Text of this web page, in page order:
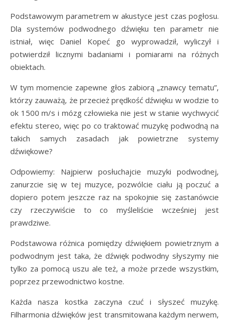
Podstawowym parametrem w akustyce jest czas pogłosu.
Dla systemów podwodnego dźwięku ten parametr nie
istniał, więc Daniel Kopeć go wyprowadził, wyliczył i
potwierdził licznymi badaniami i pomiarami na różnych
obiektach.
W tym momencie zapewne głos zabiorą „znawcy tematu”,
którzy zauważą, że przecież prędkość dźwięku w wodzie to
ok 1500 m/s i mózg człowieka nie jest w stanie wychwycić
efektu stereo, więc po co traktować muzykę podwodną na
takich samych zasadach jak powietrzne systemy
dźwiękowe?
Odpowiemy: Najpierw posłuchajcie muzyki podwodnej,
zanurzcie się w tej muzyce, pozwólcie ciału ją poczuć a
dopiero potem jeszcze raz na spokojnie się zastanówcie
czy rzeczywiście to co myśleliście wcześniej jest
prawdziwe.
Podstawowa różnica pomiędzy dźwiękiem powietrznym a
podwodnym jest taka, że dźwięk podwodny słyszymy nie
tylko za pomocą uszu ale też, a może przede wszystkim,
poprzez przewodnictwo kostne.
Każda nasza kostka zaczyna czuć i słyszeć muzykę.
Filharmonia dźwięków jest transmitowana każdym nerwem,